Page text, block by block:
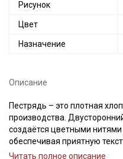
Рисунок
Цвет
Назначение
Описание
Пестрядь – это плотная
производства.
создаётся цветными
обеспечивая приятную
Идеально подходит для
Читать полное описание